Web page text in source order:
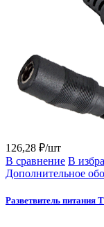
126,28 ₽/шт
В сравнение В
Дополнительное
Разветвитель питания